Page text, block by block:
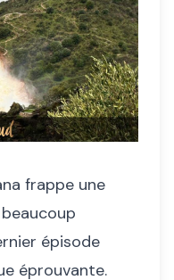
frappe une
épisode
éprouvante.